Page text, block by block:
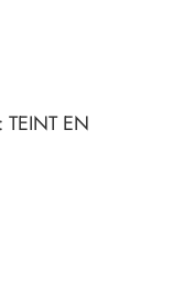
TEINT EN